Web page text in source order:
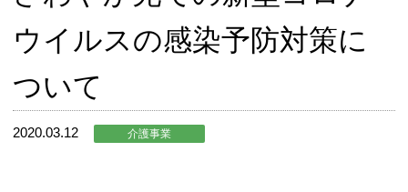
ウイルスの感染予防対策に
ついて
2020.03.12 介護事業